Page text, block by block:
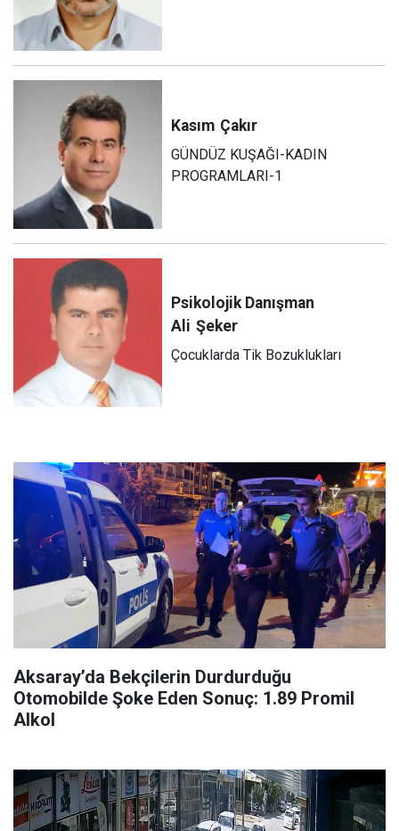
Kasım Çakır
GÜNDÜZ KUŞAĞI-KADIN
PROGRAMLARI-1
Psikolojik Danışman
Ali Şeker
Çocuklarda Tik Bozuklukları
Aksaray’da Bekçilerin Durdurduğu
Otomobilde Şoke Eden Sonuç: 1.89 Promil
Alkol